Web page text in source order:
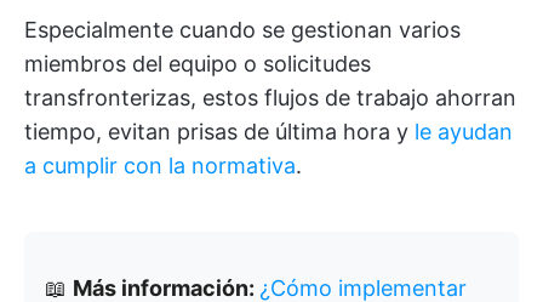
Especialmente cuando se gestionan varios
miembros del equipo o solicitudes
transfronterizas, estos flujos de trabajo ahorran
tiempo, evitan prisas de última hora y le ayudan
a cumplir con la normativa.
📖 Más información: ¿Cómo implementar